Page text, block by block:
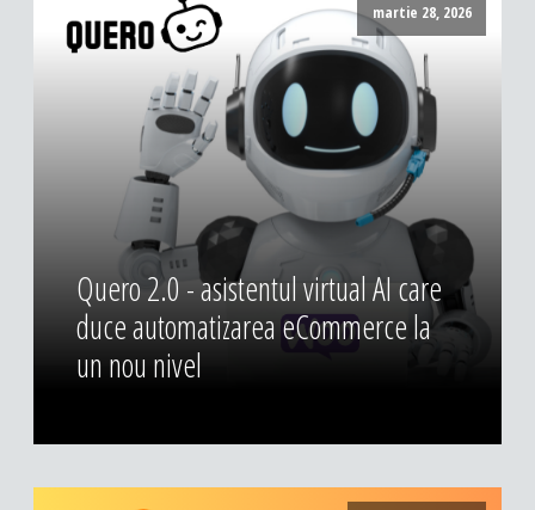
martie 28, 2026
Quero 2.0 - asistentul virtual AI care
duce automatizarea eCommerce la
un nou nivel